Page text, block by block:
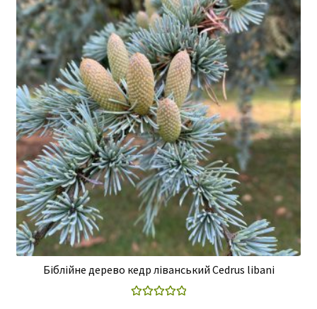
Біблійне дерево кедр ліванський Cedrus libani